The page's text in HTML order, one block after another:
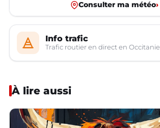
Consulter ma météo›
Info trafic
Trafic routier en direct en Occitanie
À lire aussi